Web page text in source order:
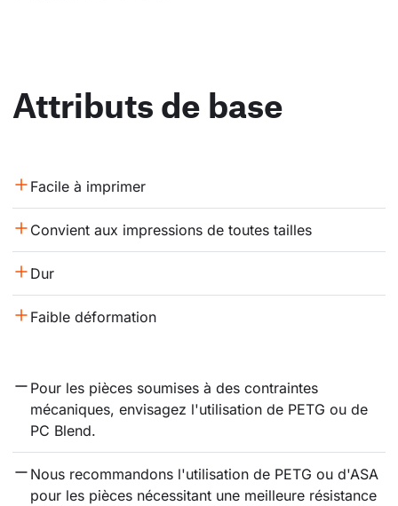
Attributs de base
Facile à imprimer
Convient aux impressions de toutes tailles
Dur
Faible déformation
Pour les pièces soumises à des contraintes
mécaniques, envisagez l'utilisation de PETG ou de
PC Blend.
Nous recommandons l'utilisation de PETG ou d'ASA
pour les pièces nécessitant une meilleure résistance